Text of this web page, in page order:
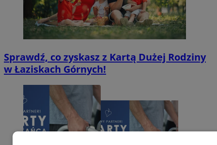
Sprawdź, co zyskasz z Kartą Dużej Rodziny
w Łaziskach Górnych!